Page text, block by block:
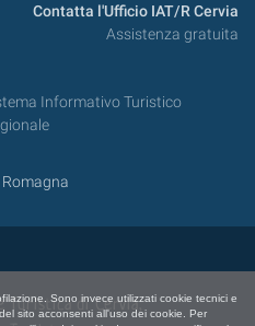
Sono invece utilizzati cookie tecnici e
sito acconsenti all'uso dei cookie. Per
Contatta l'Ufficio IAT/R Cervia
Assistenza gratuita
Informativo Turistico
Turistica di Cervia,